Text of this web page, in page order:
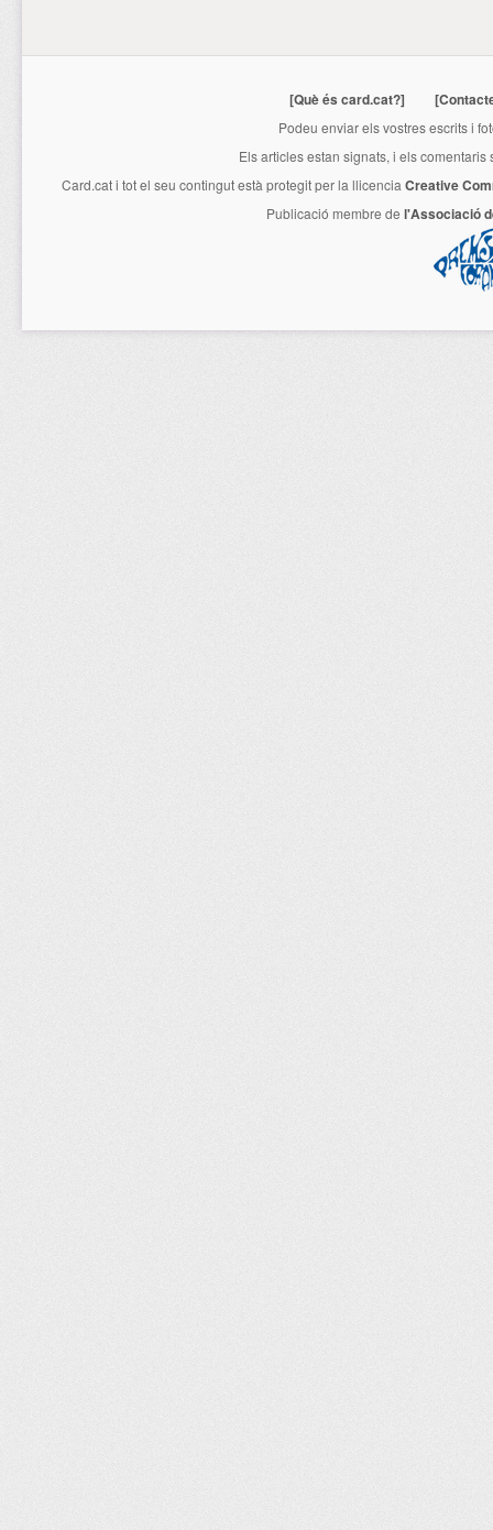
[Què és card.cat?]
Podeu enviar els vostres escrits i
Els articles estan signats, i els
Card.cati tot el seu contingut està protegit per la llicencia Creative
Publicació membre de l'Associació